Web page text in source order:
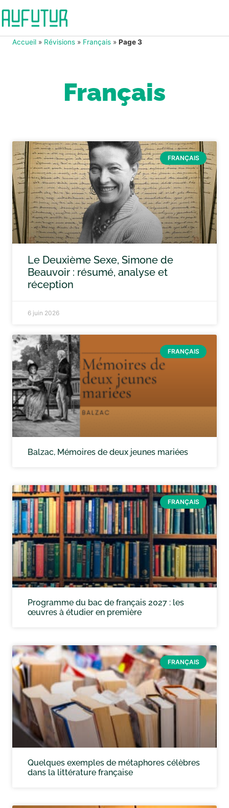
Accueil » Révisions » Français » Page 3
Français
FRANÇAIS
Le Deuxième Sexe, Simone de
Beauvoir : résumé, analyse et
réception
6 juin 2026
FRANÇAIS
Balzac, Mémoires de deux jeunes mariées
FRANÇAIS
Programme du bac de français 2027 : les
œuvres à étudier en première
FRANÇAIS
Quelques exemples de métaphores célèbres
dans la littérature française